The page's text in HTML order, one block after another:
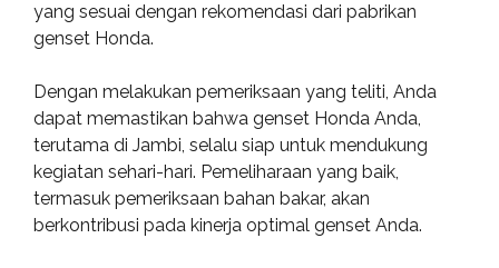
yang sesuai dengan rekomendasi dari pabrikan
genset Honda.
Dengan melakukan pemeriksaan yang teliti, Anda
dapat memastikan bahwa genset Honda Anda,
terutama di Jambi, selalu siap untuk mendukung
kegiatan sehari-hari. Pemeliharaan yang baik,
termasuk pemeriksaan bahan bakar, akan
berkontribusi pada kinerja optimal genset Anda.